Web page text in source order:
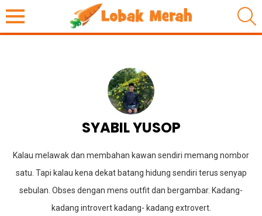
SYABIL YUSOP
Kalau melawak dan membahan kawan sendiri memang nombor
satu. Tapi kalau kena dekat batang hidung sendiri terus senyap
sebulan. Obses dengan mens outfit dan bergambar. Kadang-
kadang introvert kadang- kadang extrovert.